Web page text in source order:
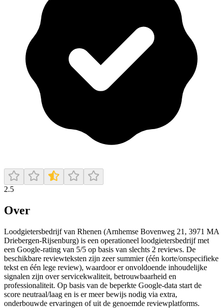
2.5
Over
Loodgietersbedrijf van Rhenen (Arnhemse Bovenweg 21, 3971 MA
Driebergen-Rijsenburg) is een operationeel loodgietersbedrijf met
een Google-rating van 5/5 op basis van slechts 2 reviews. De
beschikbare reviewteksten zijn zeer summier (één korte/onspecifieke
tekst en één lege review), waardoor er onvoldoende inhoudelijke
signalen zijn over servicekwaliteit, betrouwbaarheid en
professionaliteit. Op basis van de beperkte Google-data start de
score neutraal/laag en is er meer bewijs nodig via extra,
onderbouwde ervaringen of uit de genoemde reviewplatforms.